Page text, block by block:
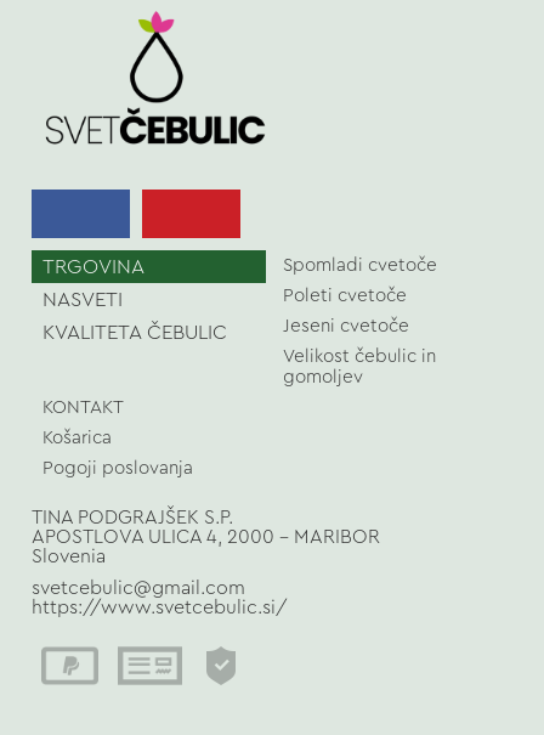
TRGOVINA
NASVETI
KVALITETA ČEBULIC
Spomladi cvetoče
Poleti cvetoče
Jeseni cvetoče
Velikost čebulic in
gomoljev
KONTAKT
Košarica
Pogoji poslovanja
TINA PODGRAJŠEK S.P.
APOSTLOVA ULICA 4, 2000 - MARIBOR
Slovenia
svetcebulic@gmail.com
https://www.svetcebulic.si/